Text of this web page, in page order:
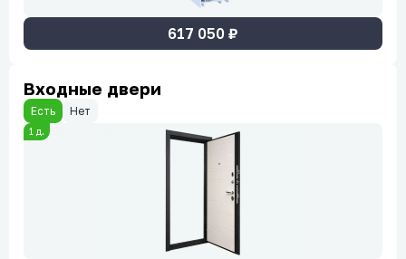
617 050 ₽
1 д.
Входные двери
Есть Нет